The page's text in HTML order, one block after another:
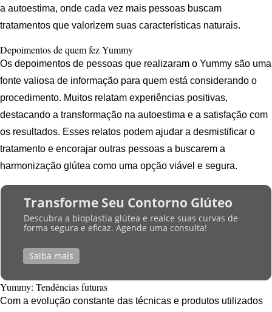
a autoestima, onde cada vez mais pessoas buscam
tratamentos que valorizem suas características naturais.
Depoimentos de quem fez Yummy
Os depoimentos de pessoas que realizaram o Yummy são uma
fonte valiosa de informação para quem está considerando o
procedimento. Muitos relatam experiências positivas,
destacando a transformação na autoestima e a satisfação com
os resultados. Esses relatos podem ajudar a desmistificar o
tratamento e encorajar outras pessoas a buscarem a
harmonização glútea como uma opção viável e segura.
Transforme Seu Contorno Glúteo
Descubra a bioplastia glútea e realce suas curvas de
forma segura e eficaz. Agende uma consulta!
Saiba mais
Yummy: Tendências futuras
Com a evolução constante das técnicas e produtos utilizados